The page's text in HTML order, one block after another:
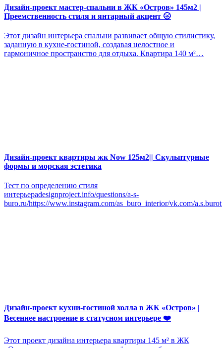
Дизайн-проект мастер-спальни в ЖК «Остров» 145м2 |
Преемственность стиля и янтарный акцент 🌝
Этот дизайн интерьера спальни развивает общую стилистику,
заданную в кухне-гостиной, создавая целостное и
гармоничное пространство для отдыха. Квартира 140 м²…
Дизайн-проект квартиры жк Now 125м2|| Скульптурные
формы и морская эстетика
Тест по определению стиля
интерьераdesignproject.info/questions/a-s-
buro.ru/https://www.instagram.com/as_buro_interior/vk.com/
Дизайн-проект кухни-гостиной холла в ЖК «Остров» |
Весеннее настроение в статусном интерьере ❤️
Этот проект дизайна интерьера квартиры 145 м² в ЖК